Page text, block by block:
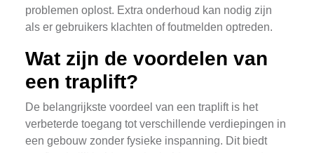
problemen oplost. Extra onderhoud kan nodig zijn
als er gebruikers klachten of foutmelden optreden.
Wat zijn de voordelen van
een traplift?
De belangrijkste voordeel van een traplift is het
verbeterde toegang tot verschillende verdiepingen in
een gebouw zonder fysieke inspanning. Dit biedt